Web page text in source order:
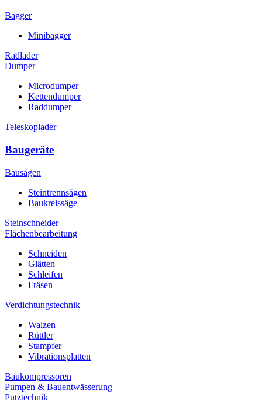
Bagger
Minibagger
Radlader
Dumper
Microdumper
Kettendumper
Raddumper
Teleskoplader
Baugeräte
Bausägen
Steintrennsägen
Baukreissäge
Steinschneider
Flächenbearbeitung
Schneiden
Glätten
Schleifen
Fräsen
Verdichtungstechnik
Walzen
Rüttler
Stampfer
Vibrationsplatten
Baukompressoren
Pumpen & Bauentwässerung
Putztechnik